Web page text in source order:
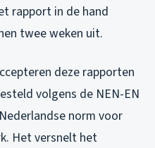
rapport in de hand
twee weken uit.
deze rapporten
volgens de NEN-EN
norm voor
Het versnelt het